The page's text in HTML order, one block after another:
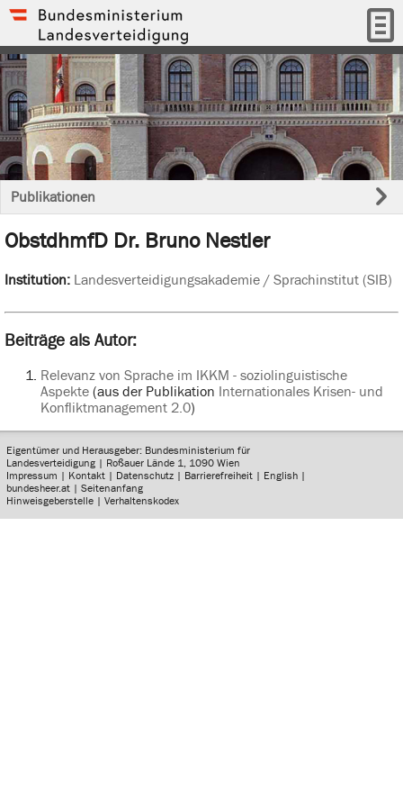
Publikationen
ObstdhmfD Dr. Bruno Nestler
Institution: Landesverteidigungsakademie / Sprachinstitut (SIB)
Beiträge als Autor:
Relevanz von Sprache im IKKM - soziolinguistische
Aspekte(aus der Publikation Internationales Krisen- und
Konfliktmanagement 2.0)
Eigentümer und Herausgeber: Bundesministerium für
Landesverteidigung | Roßauer Lände 1, 1090 Wien
Impressum | Kontakt | Datenschutz | Barrierefreiheit | English |
bundesheer.at |Seitenanfang
Hinweisgeberstelle |Verhaltenskodex